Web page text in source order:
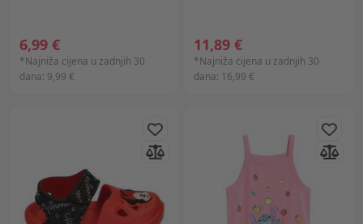
6,99 €
*Najniža cijena u zadnjih 30
dana: 9,99 €
11,89 €
*Najniža cijena u zadnjih 30
dana: 16,99 €